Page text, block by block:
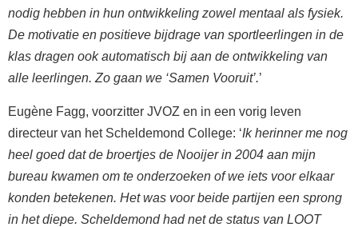
nodig hebben in hun ontwikkeling zowel mentaal als fysiek.
De motivatie en positieve bijdrage van sportleerlingen in de
klas dragen ook automatisch bij aan de ontwikkeling van
alle leerlingen. Zo gaan we ‘Samen Vooruit’.’
Eugène Fagg, voorzitter JVOZ en in een vorig leven
directeur van het Scheldemond College: ‘Ik herinner me nog
heel goed dat de broertjes de Nooijer in 2004 aan mijn
bureau kwamen om te onderzoeken of we iets voor elkaar
konden betekenen. Het was voor beide partijen een sprong
in het diepe. Scheldemond had net de status van LOOT